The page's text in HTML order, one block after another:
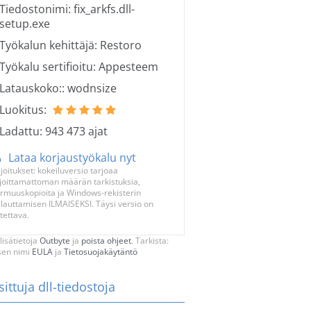
Tiedostonimi: fix_arkfs.dll-
setup.exe
Työkalun kehittäjä: Restoro
Työkalu sertifioitu: Appesteem
Latauskoko:: wodnsize
Luokitus:
Ladattu: 943 473 ajat
Lataa korjaustyökalu nyt
kokeiluversio tarjoaa
määrän tarkistuksia,
ja Windows-rekisterin
ILMAISEKSI. Täysi versio on
Outbyte ja poista ohjeet. Tarkista:
nimi EULA ja Tietosuojakäytäntö
dll-tiedostoja